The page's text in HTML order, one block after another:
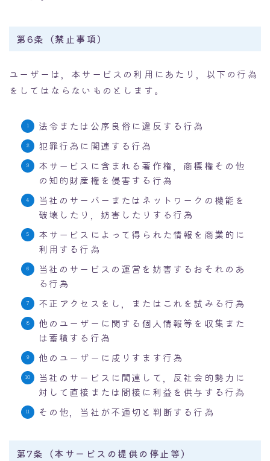
第6条（禁止事項）
ユーザーは，本サービスの利用にあたり，以下の行為
をしてはならないものとします。
法令または公序良俗に違反する行為
犯罪行為に関連する行為
本サービスに含まれる著作権，商標権その他
の知的財産権を侵害する行為
当社のサーバーまたはネットワークの機能を
破壊したり，妨害したりする行為
本サービスによって得られた情報を商業的に
利用する行為
当社のサービスの運営を妨害するおそれのあ
る行為
不正アクセスをし，またはこれを試みる行為
他のユーザーに関する個人情報等を収集また
は蓄積する行為
他のユーザーに成りすます行為
当社のサービスに関連して，反社会的勢力に
対して直接または間接に利益を供与する行為
その他，当社が不適切と判断する行為
第7条（本サービスの提供の停止等）